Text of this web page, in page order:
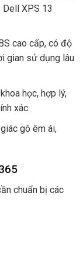
XPS 13
cao cấp, có độ
gian sử dụng lâu
học, hợp lý,
xác.
gõ êm ái,
chuẩn bị các